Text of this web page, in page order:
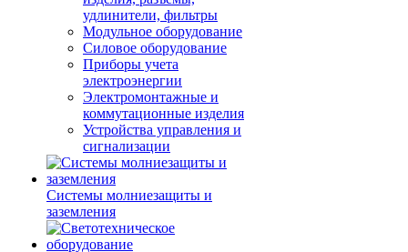
удлинители, фильтры
Модульное оборудование
Силовое оборудование
Приборы учета
электроэнергии
Электромонтажные и
коммутационные изделия
Устройства управления и
сигнализации
Системы молниезащиты и
заземления